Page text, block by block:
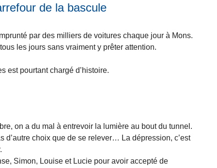
de la bascule
par des milliers de voitures chaque jour à Mons.
les jours sans vraiment y prêter attention.
est pourtant chargé d’histoire.
on a du mal à entrevoir la lumière au bout du tunnel.
d’autre choix que de se relever… La dépression, c’est
Simon, Louise et Lucie pour avoir accepté de